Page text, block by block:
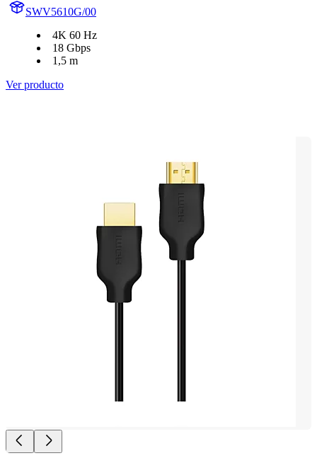
SWV5610G/00
4K 60 Hz
18 Gbps
1,5 m
Ver producto